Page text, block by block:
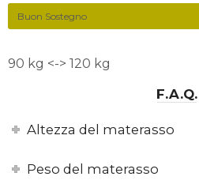
Buon Sostegno
90 kg <-> 120 kg
F.A.Q.
Altezza del materasso
Peso del materasso